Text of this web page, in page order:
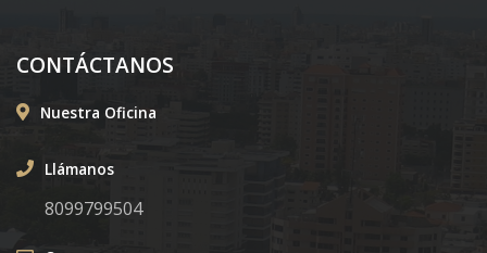
CONTÁCTANOS
Nuestra Oficina
Llámanos
8099799504